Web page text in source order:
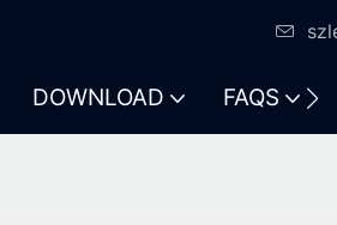
DOWNLOAD FAQS